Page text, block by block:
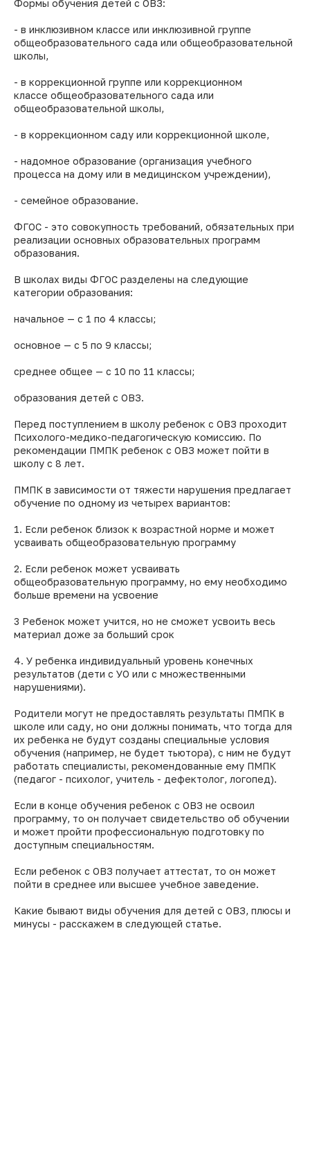
Формы обучения детей с ОВЗ:
- в инклюзивном классе или инклюзивной группе
общеобразовательного сада или общеобразовательной
школы,
- в коррекционной группе или коррекционном
классе общеобразовательного сада или
общеобразовательной школы,
- в коррекционном саду или коррекционной школе,
- надомное образование (организация учебного
процесса на дому или в медицинском учреждении),
- семейное образование.
ФГОС - это совокупность требований, обязательных при
реализации основных образовательных программ
образования.
В школах виды ФГОС разделены на следующие
категории образования:
начальное — с 1 по 4 классы;
основное — с 5 по 9 классы;
среднее общее — с 10 по 11 классы;
образования детей с ОВЗ.
Перед поступлением в школу ребенок с ОВЗ проходит
Психолого-медико-педагогическую комиссию. По
рекомендации ПМПК ребенок с ОВЗ может пойти в
школу с 8 лет.
ПМПК в зависимости от тяжести нарушения предлагает
обучение по одному из четырех вариантов:
1. Если ребенок близок к возрастной норме и может
усваивать общеобразовательную программу
2. Если ребенок может усваивать
общеобразовательную программу, но ему необходимо
больше времени на усвоение
3 Ребенок может учится, но не сможет усвоить весь
материал доже за больший срок
4. У ребенка индивидуальный уровень конечных
результатов (дети с УО или с множественными
нарушениями).
Родители могут не предоставлять результаты ПМПК в
школе или саду, но они должны понимать, что тогда для
их ребенка не будут созданы специальные условия
обучения (например, не будет тьютора), с ним не будут
работать специалисты, рекомендованные ему ПМПК
(педагог - психолог, учитель - дефектолог, логопед).
Если в конце обучения ребенок с ОВЗ не освоил
программу, то он получает свидетельство об обучении
и может пройти профессиональную подготовку по
доступным специальностям.
Если ребенок с ОВЗ получает аттестат, то он может
пойти в среднее или высшее учебное заведение.
Какие бывают виды обучения для детей с ОВЗ, плюсы и
минусы - расскажем в следующей статье.